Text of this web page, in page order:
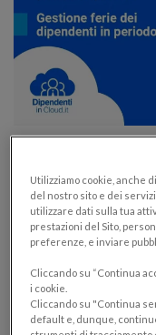
GESTIONE DIPENDENTI
03/07/2023
Raffaele Balestra,
Binding Site,
gestione ferie dei
Utilizziamo cookie, anche
del nostro sito e dei
utilizzare dati sulla tua
prestazioni del Sito,
preferenze, e inviare
Cliccando su “Continua
i cookie.
Cliccando su "Continua
default e, dunque,